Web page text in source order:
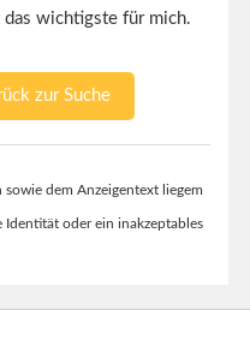
das wichtigste für mich.
zur Suche
dem Anzeigentext liegem
Identität oder ein inakzeptables